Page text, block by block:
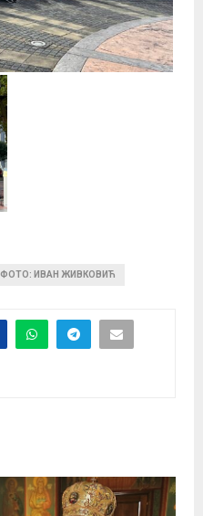
ФОТО: ИВАН ЖИВКОВИЋ